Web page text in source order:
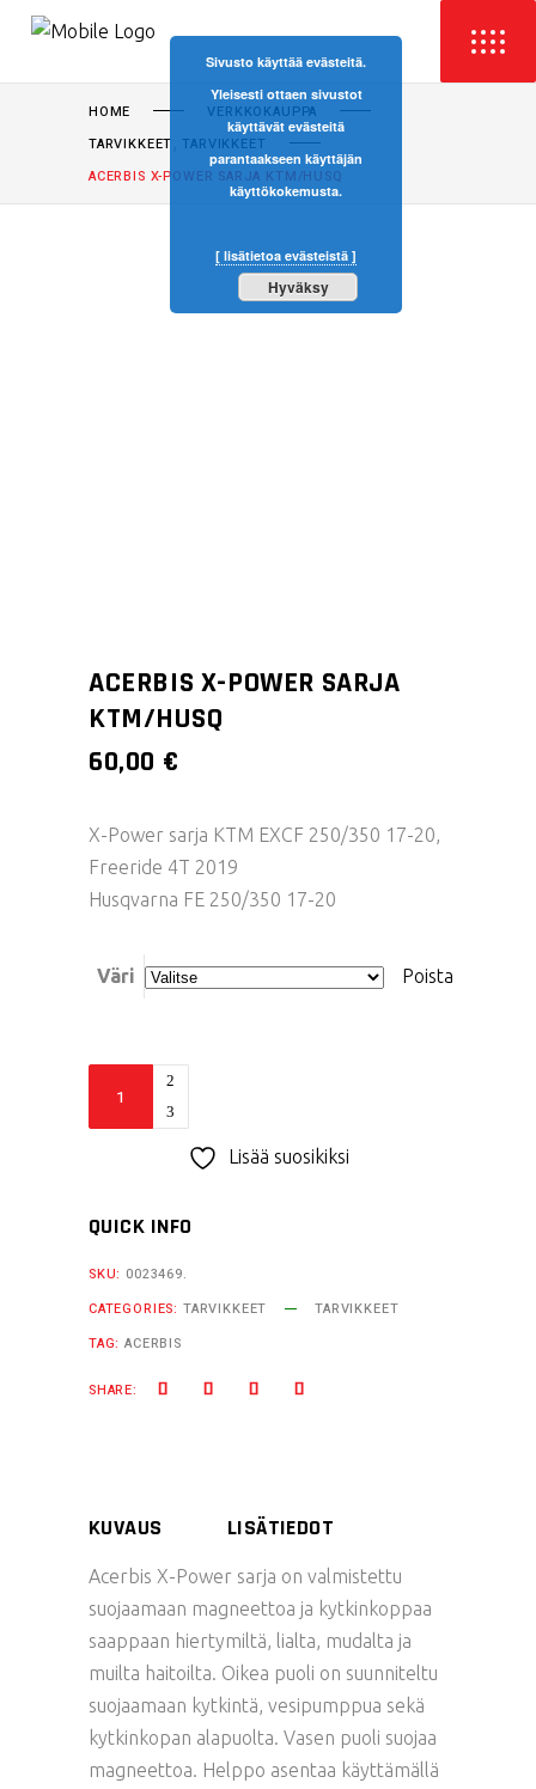
HOME
VERKKOKAUPPA
TARVIKKEET
TARVIKKEET
ACERBIS X-POWER SARJA KTM/HUSQ
ACERBIS X-POWER SARJA
KTM/HUSQ
60,00 €
X-Power sarja KTM EXCF 250/350 17-20,
Freeride 4T 2019
Husqvarna FE 250/350 17-20
Väri Poista
quantity
Lisää suosikiksi
QUICK INFO
SKU: 0023469.
CATEGORIES: TARVIKKEET
TARVIKKEET
TAG:ACERBIS
SHARE:
KUVAUS LISÄTIEDOT
Acerbis X-Power sarja on valmistettu
suojaamaan magneettoa ja kytkinkoppaa
saappaan hiertymiltä, lialta, mudalta ja
muilta haitoilta. Oikea puoli on suunniteltu
suojaamaan kytkintä, vesipumppua sekä
kytkinkopan alapuolta. Vasen puoli suojaa
magneettoa. Helppo asentaa käyttämällä
Sivusto käyttää evästeitä.
Yleisesti ottaen sivustot
käyttävät evästeitä
parantaakseen käyttäjän
käyttökokemusta.
[ lisätietoa evästeistä ]
Hyväksy